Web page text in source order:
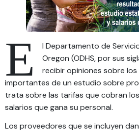
E
l Departamento de
Oregon (ODHS, por sus
recibir opiniones sobre
importantes de un estudio sobre
trata sobre las tarifas que cobran
salarios que gana su personal.
Los proveedores que se incluyen